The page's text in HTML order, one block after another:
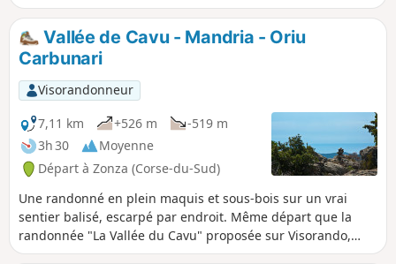
Vallée de Cavu - Mandria - Oriu
Carbunari
Visorandonneur
7,11 km
+526 m
-519 m
3h 30
Moyenne
Départ à Zonza (Corse-du-Sud)
Une randonné en plein maquis et sous-bois sur un vrai
sentier balisé, escarpé par endroit. Même départ que la
randonnée "La Vallée du Cavu" proposée sur Visorando,
mais qui évite toute la seconde partie en piste.